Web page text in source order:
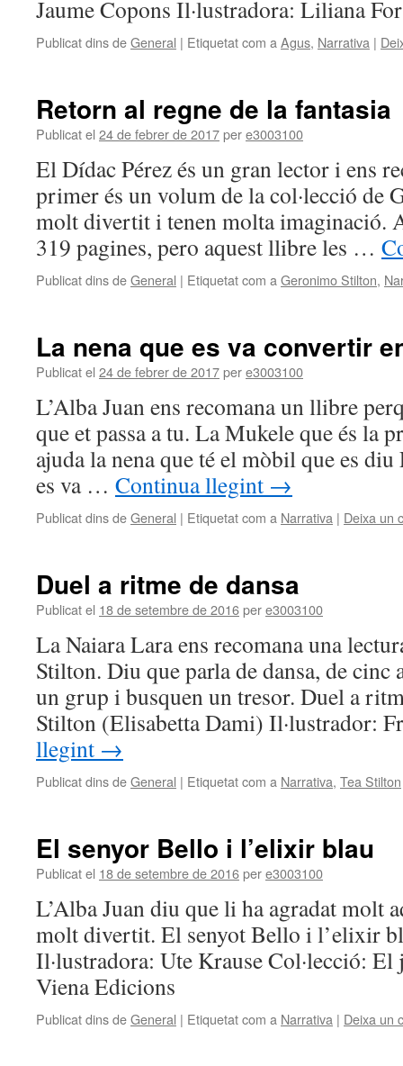
Jaume Copons Il·lustradora: Liliana
Publicat dins deGeneral | Etiquetat com a Agus, Narrativa |
Retorn al regne de la fantasia
Publicat el 24 de febrer de 2017pere3003100
El Dídac Pérez és un gran lector i ens
primer és un volum de la col·lecció de
molt divertit i tenen molta imaginació.
319 pagines, pero aquest llibre les …
Publicat dins deGeneral | Etiquetat com a Geronimo Stilton,
La nena que es va convertir
Publicat el 24 de febrer de 2017pere3003100
L’Alba Juan ens recomana un llibre
que et passa a tu. La Mukele que és la
ajuda la nena que té el mòbil que es
es va … Continua llegint →
Publicat dins deGeneral | Etiquetat com a Narrativa | Deixa un
Duel a ritme de dansa
Publicat el 18 de setembre de 2016pere3003100
La Naiara Lara ens recomana una
Stilton. Diu que parla de dansa, de cinc
un grup i busquen un tresor. Duel a
Stilton (Elisabetta Dami) Il·lustrador:
llegint →
Publicat dins deGeneral | Etiquetat com a Narrativa, Tea Stilton
El senyor Bello i l’elixir blau
Publicat el 18 de setembre de 2016pere3003100
L’Alba Juan diu que li ha agradat molt
molt divertit. El senyot Bello i l’elixir
Il·lustradora: Ute Krause Col·lecció:
Viena Edicions
Publicat dins deGeneral | Etiquetat com a Narrativa | Deixa un